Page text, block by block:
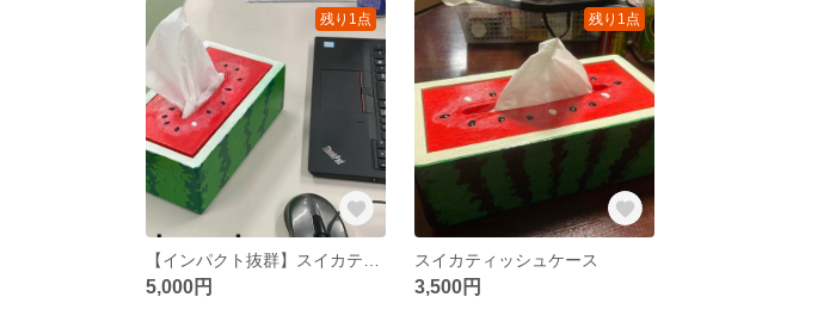
残り1点
5,000円
残り1点
スイカティッシュケース
3,500円